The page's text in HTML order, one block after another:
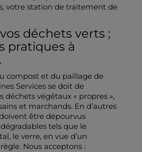
votre station de traitement de
déchets verts ;
pratiques à
compost et du paillage de
Services se doit de
déchets végétaux « propres »,
et marchands. En d’autres
être dépourvus
tels que le
le verre, en vue d’un
Nous acceptons :